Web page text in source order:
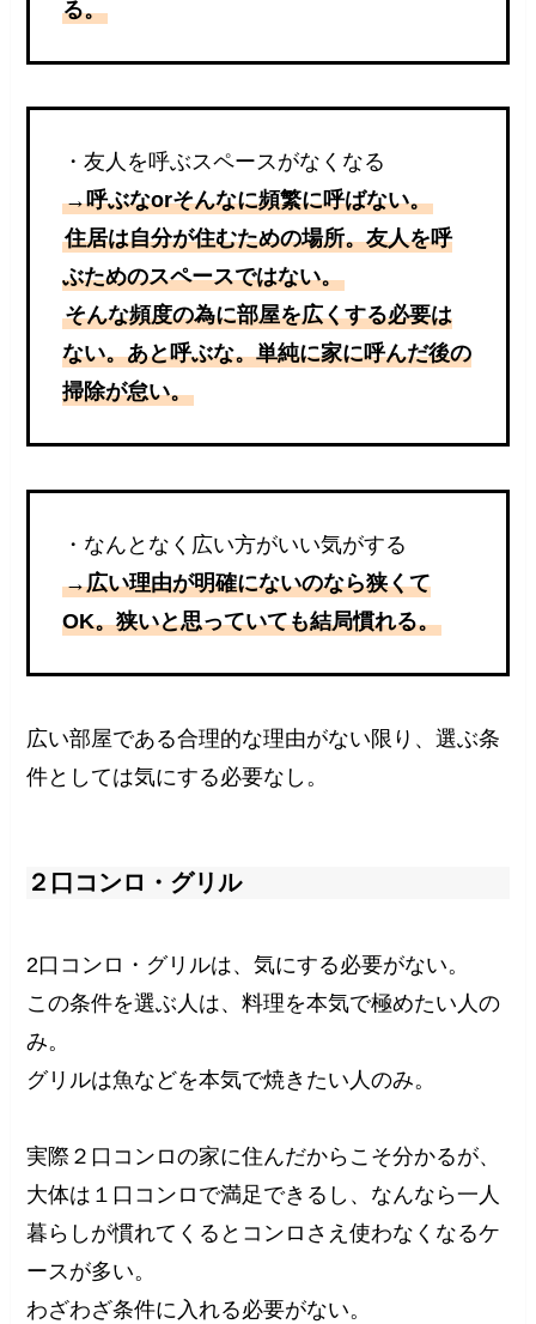
る。
・友人を呼ぶスペースがなくなる
→呼ぶなorそんなに頻繁に呼ばない。
住居は自分が住むための場所。友人を呼
ぶためのスペースではない。
そんな頻度の為に部屋を広くする必要は
ない。あと呼ぶな。単純に家に呼んだ後の
掃除が怠い。
・なんとなく広い方がいい気がする
→広い理由が明確にないのなら狭くて
OK。狭いと思っていても結局慣れる。
広い部屋である合理的な理由がない限り、選ぶ条
件としては気にする必要なし。
２口コンロ・グリル
2口コンロ・グリルは、気にする必要がない。
この条件を選ぶ人は、料理を本気で極めたい人の
み。
グリルは魚などを本気で焼きたい人のみ。
実際２口コンロの家に住んだからこそ分かるが、
大体は１口コンロで満足できるし、なんなら一人
暮らしが慣れてくるとコンロさえ使わなくなるケ
ースが多い。
わざわざ条件に入れる必要がない。